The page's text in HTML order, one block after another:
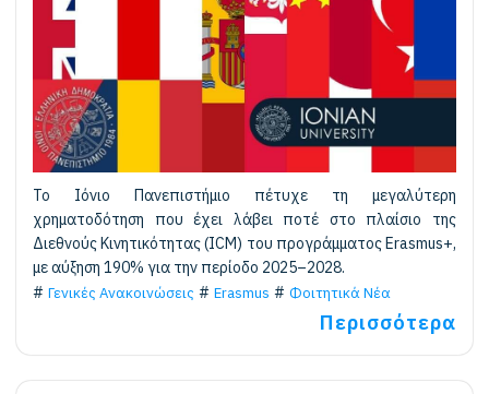
Το Ιόνιο Πανεπιστήμιο πέτυχε τη μεγαλύτερη
χρηματοδότηση που έχει λάβει ποτέ στο πλαίσιο της
Διεθνούς Κινητικότητας (ICM) του προγράμματος Erasmus+,
με αύξηση 190% για την περίοδο 2025–2028.
Γενικές Ανακοινώσεις
Erasmus Φοιτητικά Νέα
Περισσότερα